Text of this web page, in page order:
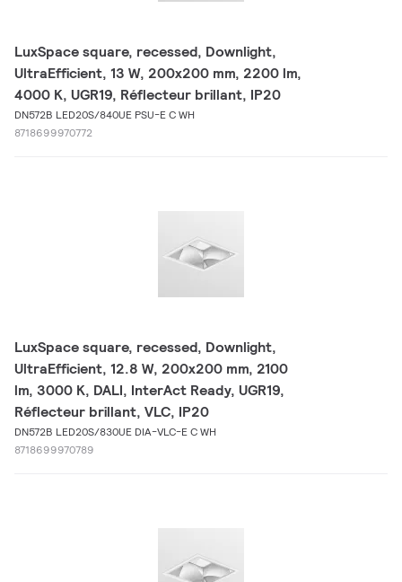
LuxSpace square, recessed, Downlight,
UltraEfficient, 13 W, 200x200 mm, 2200 lm,
4000 K, UGR19, Réflecteur brillant, IP20
DN572B LED20S/840UE PSU-E C WH
8718699970772
LuxSpace square, recessed, Downlight,
UltraEfficient, 12.8 W, 200x200 mm, 2100
lm, 3000 K, DALI, InterAct Ready, UGR19,
Réflecteur brillant, VLC, IP20
DN572B LED20S/830UE DIA-VLC-E C WH
8718699970789